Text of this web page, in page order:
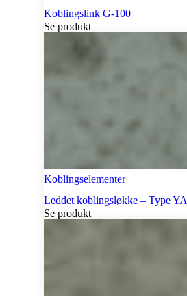
Koblingslink G-100
Se produkt
Koblingselementer
Leddet koblingsløkke – Type YA
Se produkt